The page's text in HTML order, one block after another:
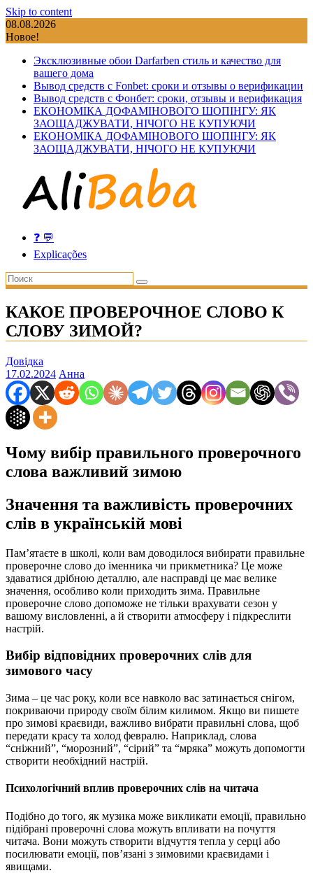
Skip to content
08.08.2026
Новое!
Эксклюзивные обои Darfarben стиль и качество для
вашего дома
Вывод средств с Fonbet: сроки и отзывы о верификации
Вывод средств с Фонбет: сроки, отзывы и верификация
ЕКОНОМІКА ДОФАМІНОВОГО ШОПІНГУ: ЯК
ЗАОЩАДЖУВАТИ, НІЧОГО НЕ КУПУЮЧИ
ЕКОНОМІКА ДОФАМІНОВОГО ШОПІНГУ: ЯК
ЗАОЩАДЖУВАТИ, НІЧОГО НЕ КУПУЮЧИ
❓ 💬
Explicações
КАКОЕ ПРОВЕРОЧНОЕ СЛОВО К
СЛОВУ ЗИМОЙ?
Довідка
17.02.2024 Анна
Чому вибір правильного проверочного
слова важливий зимою
Значення та важливість проверочних
слів в українській мові
Пам’ятаєте в школі, коли вам доводилося вибирати правильне
проверочне слово до іменника чи прикметника? Це може
здаватися дрібною деталлю, але насправді це має велике
значення, особливо коли приходить зима. Правильне
проверочне слово допоможе не тільки врахувати сезон у
вашому висловленні, а й створити атмосферу і підкреслити
настрій.
Вибір відповідних проверочних слів для
зимового часу
Зима – це час року, коли все навколо вас затинається снігом,
покриваючи природу своїм білим килимом. Якщо ви пишете
про зимові краєвиди, важливо вибрати правильні слова, щоб
передати красу та холод февралю. Наприклад, слова
“сніжний”, “морозний”, “сірий” та “мряка” можуть допомогти
створити необхідний настрій.
Психологічний вплив проверочних слів на читача
Подібно до того, як музика може викликати емоції, правильно
підібрані проверочні слова можуть впливати на почуття
читача. Вони можуть створити відчуття тепла у серці або
посилювати емоції, пов’язані з зимовими краєвидами і
явищами.